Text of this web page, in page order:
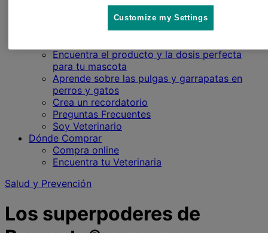
Bravecto® Geo ID
Blog: Aprendiendo con Bravecto®
Encuentra el producto y la dosis perfecta
para tu mascota
Aprende sobre las pulgas y garrapatas en
perros y gatos
Crea un recordatorio
Preguntas Frecuentes
Soy Veterinario
Dónde Comprar
Compra online
Encuentra tu Veterinaria
Salud y Prevención
Los superpoderes de
Customize my Settings